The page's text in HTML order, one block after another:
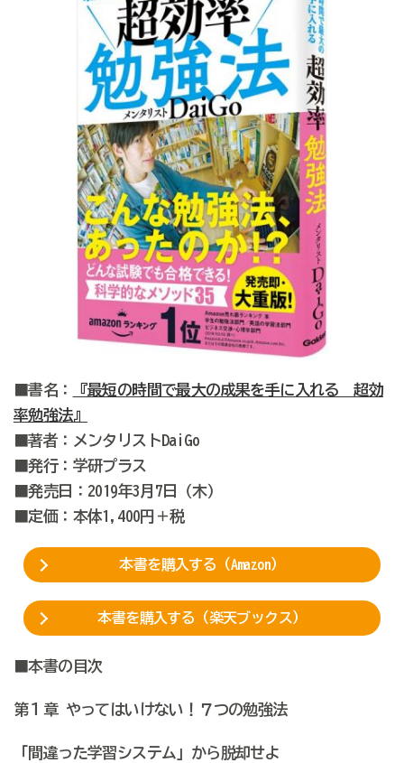
■書名：
『最短の時間で最大の成果を手に入れる 超効
率勉強法』
■著者：メンタリストDaiGo
■発行：学研プラス
■発売日：2019年3月7日（木）
■定価：本体1,400円＋税
本書を購入する（Amazon）
本書を購入する（楽天ブックス）
■本書の目次
第１章 やってはいけない！７つの勉強法
「間違った学習システム」から脱却せよ